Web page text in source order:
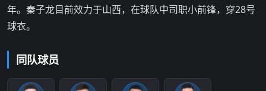
年。秦子龙目前效力于山西，在球队中司职小前锋，穿28号
球衣。
同队球员